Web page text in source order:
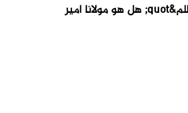
&quot;يانور المستوحشين في الظلم&quot; هل هو مولانا امير